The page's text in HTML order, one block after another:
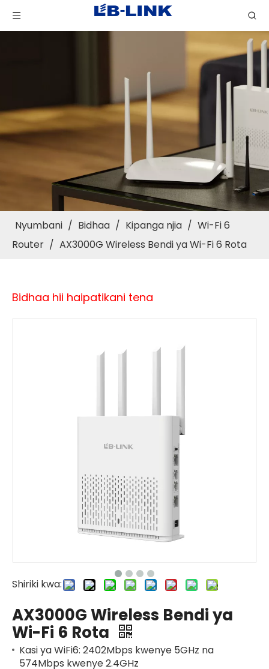
Nyumbani / Bidhaa / Kipanga njia / Wi-Fi 6
Router / AX3000G Wireless Bendi ya Wi-Fi 6 Rota
Bidhaa hii haipatikani tena
Shiriki kwa:
AX3000G Wireless Bendi ya
Wi-Fi 6 Rota
Kasi ya WiFi6: 2402Mbps kwenye 5GHz na
574Mbps kwenye 2.4GHz